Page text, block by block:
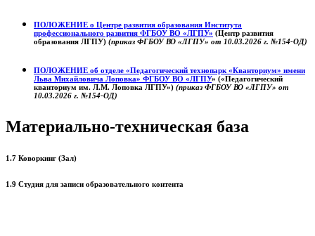
ПОЛОЖЕНИЕ о Центре развития образования Института
профессионального развития ФГБОУ ВО «ЛГПУ» (Центр развития
образования ЛГПУ) (приказ ФГБОУ ВО «ЛГПУ» от 10.03.2026 г. №154-ОД)
ПОЛОЖЕНИЕ об отделе «Педагогический технопарк «Кванториум» имени
Льва Михайловича Лоповка» ФГБОУ ВО «ЛГПУ» («Педагогический
кванториум им. Л.М. Лоповка ЛГПУ») (приказ ФГБОУ ВО «ЛГПУ» от
10.03.2026 г. №154-ОД)
Материально-техническая база
1.7 Коворкинг (Зал)
1.9 Студия для записи образовательного контента